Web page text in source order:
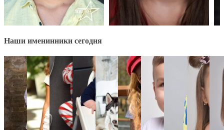
Наши именинники сегодня